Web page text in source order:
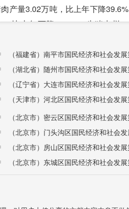
量3.02万吨，比上年下降39.6%
比上年下降54.8%，生猪出栏
企业40家，规模以上工业增加
年减少4元，营业收入利润率
年营业收入31.80元，增加0.84元
有资质等级建筑业企业25家，
、仓储和邮政业增加值9.41亿
房地产业增加值31.28亿元